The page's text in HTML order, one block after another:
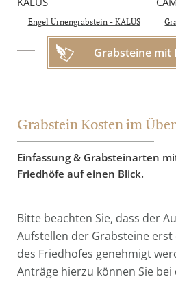
4.450 €
Engel Urnengrabstein - KALUS
Grabsteine mit
Grabstein Kosten im
Einfassung & Grabsteinarten
Friedhöfe auf einen Blick.
Bitte beachten Sie, dass der
Aufstellen der Grabsteine
des Friedhofes genehmigt
Anträge hierzu können Sie bei